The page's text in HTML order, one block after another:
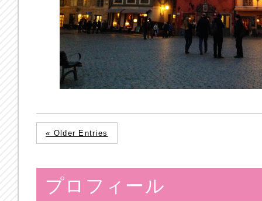
« Older Entries
プロフィール